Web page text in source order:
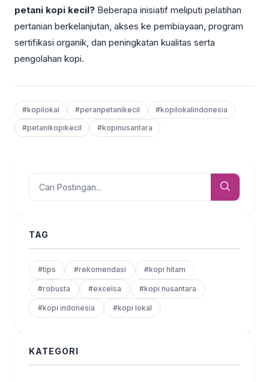
petani kopi kecil? Beberapa inisiatif meliputi pelatihan
pertanian berkelanjutan, akses ke pembiayaan, program
sertifikasi organik, dan peningkatan kualitas serta
pengolahan kopi.
#kopilokal #peranpetanikecil
#kopilokalindonesia
#petanikopikecil
#kopinusantara
TAG
#tips #rekomendasi #kopi hitam
#robusta #excelsa #kopi nusantara
#kopi indonesia #kopi lokal
KATEGORI